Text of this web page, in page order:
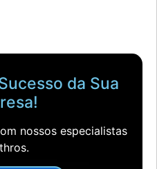
da Sua
nossos especialistas